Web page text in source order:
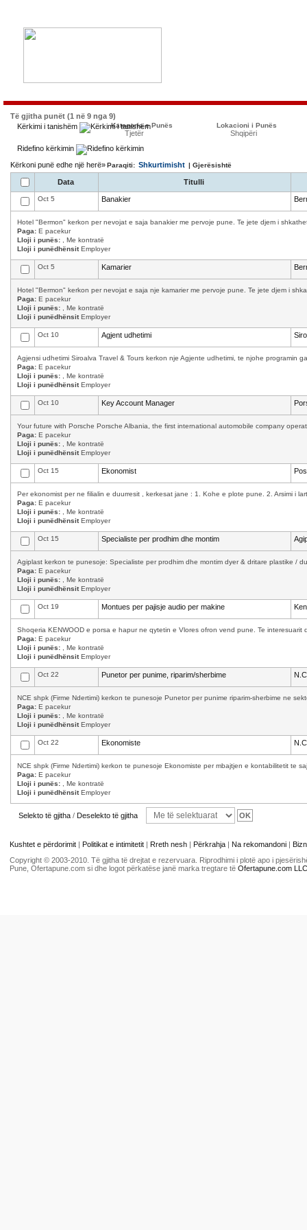
Të gjitha punët (1 në 9 nga 9)
Kërkimi i tanishëm
Kategoria e Punës
Tjetër
Lokacioni i Punës
Shqipëri
Ridefino kërkimin
Kërkoni punë edhe një herë»Paraqiti: Shkurtimisht | Gjerësishtë
Data Titulli
Oct 5 Banakier
Hotel "Bermon" kerkon per nevojat e saja banakier me pervoje pune. Te jete djem i
Paga: E pacekur
Lloji i punës: , Me kontratë
Lloji i punëdhënsitEmployer
Oct 5 Kamarier
Hotel "Bermon" kerkon per nevojat e saja nje kamarier me pervoje pune. Te jete djem i
Paga: E pacekur
Lloji i punës: , Me kontratë
Lloji i punëdhënsitEmployer
Oct 10 Agjent udhetimi
Agjensi udhetimi Siroalva Travel & Tours kerkon nje Agjente udhetimi, te njohe programin
Paga: E pacekur
Lloji i punës: , Me kontratë
Lloji i punëdhënsitEmployer
Oct 10 Key Account Manager
Your future with Porsche Porsche Albania, the first international automobile company
Paga: E pacekur
Lloji i punës: , Me kontratë
Lloji i punëdhënsitEmployer
Oct 15 Ekonomist
Per ekonomist per ne filialin e duurresit , kerkesat jane : 1. Kohe e plote pune. 2. Arsimi i
Paga: E pacekur
Lloji i punës: , Me kontratë
Lloji i punëdhënsitEmployer
Oct 15 Specialiste per prodhim dhe montim
Agiplast kerkon te punesoje: Specialiste per prodhim dhe montim dyer & dritare plastike /
Paga: E pacekur
Lloji i punës: , Me kontratë
Lloji i punëdhënsitEmployer
Oct 19 Montues per pajisje audio per makine
Shoqeria KENWOOD e porsa e hapur ne qytetin e Vlores ofron vend pune. Te
Paga: E pacekur
Lloji i punës: , Me kontratë
Lloji i punëdhënsitEmployer
Oct 22 Punetor per punime, riparim/sherbime
NCE shpk (Firme Ndertimi) kerkon te punesoje Punetor per punime riparim-sherbime ne
Paga: E pacekur
Lloji i punës: , Me kontratë
Lloji i punëdhënsitEmployer
Oct 22 Ekonomiste
NCE shpk (Firme Ndertimi) kerkon te punesoje Ekonomiste per mbajtjen e kontabilitetit te
Paga: E pacekur
Lloji i punës: , Me kontratë
Lloji i punëdhënsitEmployer
Selekto të gjitha / Deselekto të gjitha
Kushtet e përdorimit | Politikat e intimitetit | Rreth nesh | Përkrahja | Na rekomandoni |
Copyright © 2003-2010. Të gjitha të drejtat e rezervuara. Riprodhimi i plotë apo i
Pune, Ofertapune.com si dhe logot përkatëse janë marka tregtare të Ofertapune.com LLC